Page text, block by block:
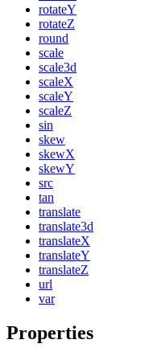
rotateY
rotateZ
round
scale
scale3d
scaleX
scaleY
scaleZ
sin
skew
skewX
skewY
src
tan
translate
translate3d
translateX
translateY
translateZ
url
var
Properties